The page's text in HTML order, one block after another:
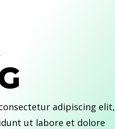
adipiscing elit,
ut labore et dolore